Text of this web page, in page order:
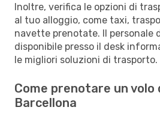
Inoltre, verifica le opzioni di
al tuo alloggio, come taxi,
navette prenotate. Il personale
disponibile presso il desk
le migliori soluzioni di trasporto.
Come prenotare un volo
Barcellona